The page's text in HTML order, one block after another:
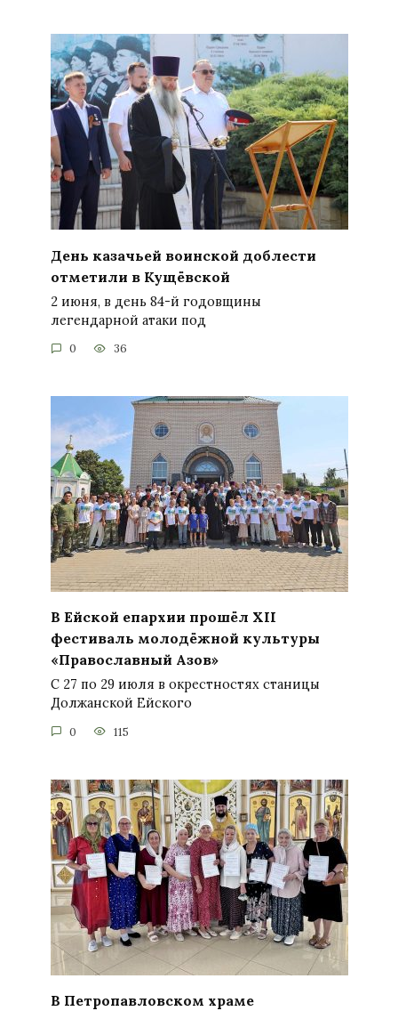
День казачьей воинской доблести
отметили в Кущёвской
2 июня, в день 84-й годовщины
легендарной атаки под
0 36
В Ейской епархии прошёл XII
фестиваль молодёжной культуры
«Православный Азов»
С 27 по 29 июля в окрестностях станицы
Должанской Ейского
0 115
В Петропавловском храме